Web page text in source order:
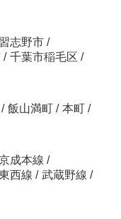
習志野市 /
/ 千葉市稲毛区 /
/ 飯山満町 / 本町 /
成本線 /
西線 / 武蔵野線 /